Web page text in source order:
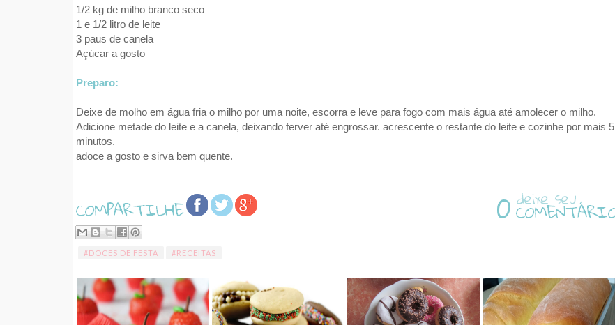
1/2 kg de milho branco seco
1 e 1/2 litro de leite
3 paus de canela
Açúcar a gosto
Preparo:
Deixe de molho em água fria o milho por uma noite, escorra e leve para fogo com mais água até amolecer o milho.
Adicione metade do leite e a canela, deixando ferver até engrossar. acrescente o restante do leite e cozinhe por mais 5
minutos.
adoce a gosto e sirva bem quente.
0
#DOCES DE FESTA #RECEITAS